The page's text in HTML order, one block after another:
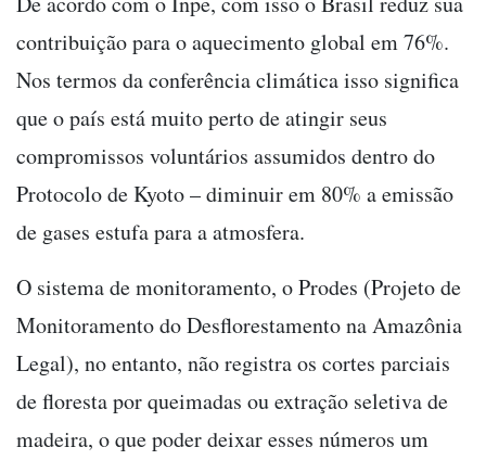
contribuição para o aquecimento global em 76%.
Nos termos da conferência climática isso significa
que o país está muito perto de atingir seus
compromissos voluntários assumidos dentro do
Protocolo de Kyoto – diminuir em 80% a emissão
de gases estufa para a atmosfera.
O sistema de monitoramento, o Prodes (Projeto de
Monitoramento do Desflorestamento na Amazônia
Legal), no entanto, não registra os cortes parciais
de floresta por queimadas ou extração seletiva de
madeira, o que poder deixar esses números um